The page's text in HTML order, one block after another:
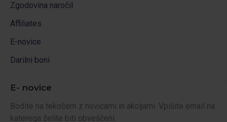
Zgodovina naročil
Affiliates
E-novice
Darilni boni
E- novice
Bodite na tekočem z novicami in akcijami. Vpišite email na
katerega želite biti obveščeni.